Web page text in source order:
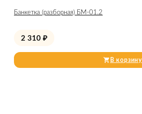
Банкетка (разборная) БМ-01.2
2 310 ₽
В корзину